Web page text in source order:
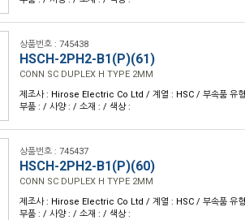
상품번호 : 745438
HSCH-2PH2-B1(P)(61)
CONN SC DUPLEX H TYPE 2MM
제조사 : Hirose Electric Co Ltd / 계열 : HSC / 부속품 유
부품 : / 사양 : / 소재 : / 색상 :
상품번호 : 745437
HSCH-2PH2-B1(P)(60)
CONN SC DUPLEX H TYPE 2MM
제조사 : Hirose Electric Co Ltd / 계열 : HSC / 부속품 유
부품 : / 사양 : / 소재 : / 색상 :